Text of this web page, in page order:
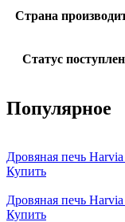
Страна
Статус
Популярное
Дровяная печь
Купить
Дровяная печь
Купить